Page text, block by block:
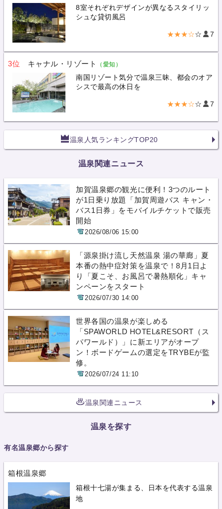
8室それぞれデザインが異なるスタイリッ
シュな貸切風呂
★★★☆☆ 7
3位 キャナル・リゾート （愛知）
南国リゾート気分で温泉三昧、都会のオア
シスで最高の休日を
★★★☆☆ 7
温泉人気ランキングTOP20
温泉関連ニュース
加賀温泉郷の観光に便利！3つのルート
が1日乗り放題「加賀周遊バス キャン・
バス1日券」をモバイルチケットで販売
開始
2026/08/06 15:00
「源泉掛け流し天然温泉 湯の華廊」夏
本番の熱中症対策を温泉で！8月1日よ
り「夏こそ、お風呂で暑熱順化」キャ
ンペーンをスタート
2026/07/30 14:00
世界各国の温泉が楽しめる
「SPAWORLD HOTEL&RESORT（ス
パワールド）」に新エリアがオープ
ン！ボードゲームの選定をTRYBEが監
修。
2026/07/24 11:10
温泉関連ニュース
温泉を探す
有名温泉郷から探す
箱根温泉郷
箱根十七湯が集まる、日本を代表する温泉
地